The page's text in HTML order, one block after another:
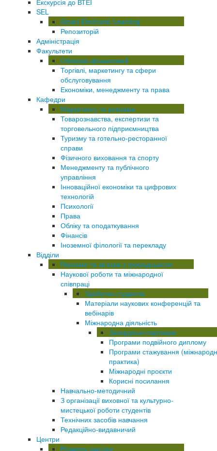
SEL
Smart Electronic Learning
Репозиторій
Адміністрація
Факультети
Обліково-фінансовий
Торгівлі, маркетингу та сфери
обслуговування
Економіки, менеджменту та права
Кафедри
Маркетингу та реклами
Товарознавства, експертизи та
торговельного підприємництва
Туризму та готельно-ресторанної
справи
Фізичного виховання та спорту
Менеджменту та публічного
управління
Інноваційної економіки та цифрових
технологій
Психології
Права
Обліку та оподаткування
Фінансів
Іноземної філології та перекладу
Відділи
Реклами та зв'язків з громадськістю
Наукової роботи та міжнародної
співпраці
Здобутки студентів
Матеріали наукових конференцій та
вебінарів
Міжнародна діяльність
Закордонні партнери
Програми подвійного диплому
Програми стажування
практика)
Міжнародні проєкти
Корисні посилання
Навчально-методичний
З організації виховної та культурно-
мистецької роботи студентів
Технічних засобів навчання
Редакційно-видавничий
Центри
Розвитку кар’єри